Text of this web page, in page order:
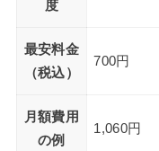
度
最安料金
（税込）
700円
月額費用
の例
1,060円